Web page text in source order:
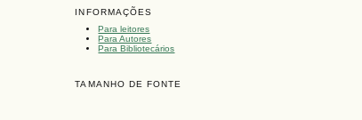
INFORMAÇÕES
Para leitores
Para Autores
Para Bibliotecários
TAMANHO DE FONTE